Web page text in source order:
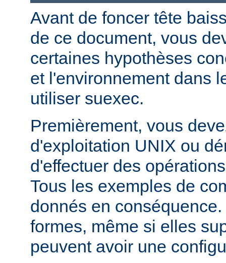
Avant de foncer tête
de ce document, vous
certaines hypothèses
et l'environnement dans
utiliser suexec.
Premièrement, vous
d'exploitation UNIX ou
d'effectuer des
Tous les exemples de
donnés en
formes, même si elles
peuvent avoir une